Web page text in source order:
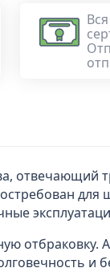
отвечающий
для
отбраковку.
и